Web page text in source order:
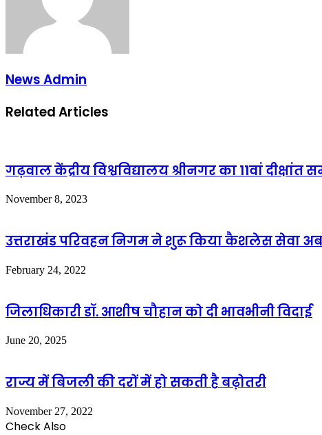
News Admin
Related Articles
गढ़वाल केंद्रीय विश्वविद्यालय श्रीनगर का 11वां दीक्षांत
November 8, 2023
उत्तराखंड परिवहन निगम ने शुरू किया कैशलेस सेवा अब
February 24, 2022
जिलाधिकारी डॉ. आशीष चौहान को दी भावभीनी विदाई
June 20, 2025
राज्य में बिजली की दरों में हो सकती है बढ़ोतरी
November 27, 2022
Check Also